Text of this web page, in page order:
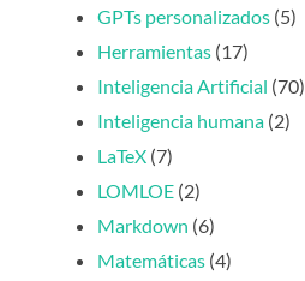
GPTs personalizados (5)
Herramientas (17)
Inteligencia Artificial (70)
Inteligencia humana (2)
LaTeX (7)
LOMLOE (2)
Markdown (6)
Matemáticas (4)